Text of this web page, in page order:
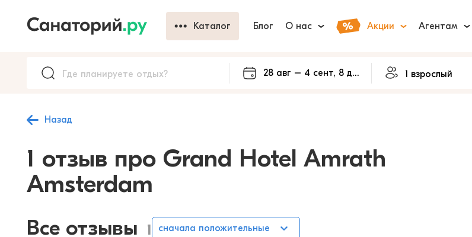
Каталог Блог О нас Акции Агентам
Назад
1 отзыв про Grand Hotel Amrath
Amsterdam
Все отзывы 1 сначала положительные